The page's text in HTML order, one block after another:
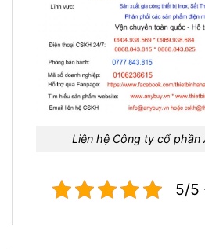
Liên hệ Công ty cổ phần
5/5